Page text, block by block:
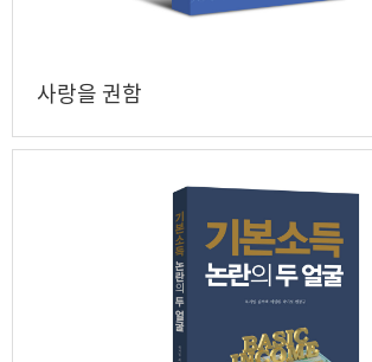
사랑을 권함